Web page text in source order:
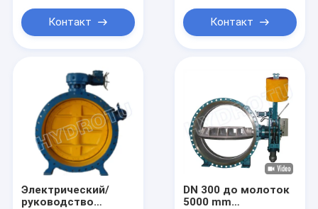
Контакт
гидроэлектроэнергии
Контакт
Электрический/
руководство
DN 300 до молоток
5000 mm